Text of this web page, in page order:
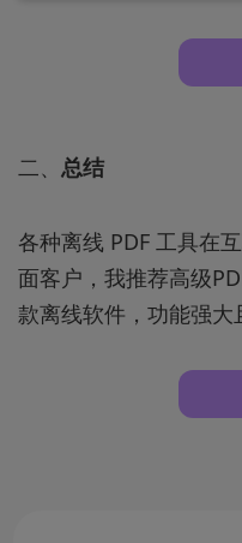
二、 总结
各种离线 PDF 工具在
面客户，我推荐高级
款离线软件，功能强大